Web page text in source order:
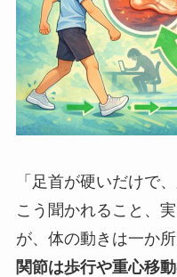
「足首が硬いだけで
こう聞かれること、
が、体の動きは一か
関節は歩行や重心移